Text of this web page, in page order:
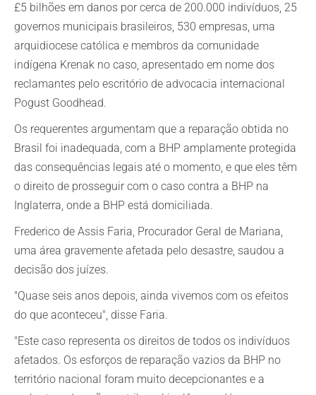
£5 bilhões em danos por cerca de 200.000 indivíduos, 25
governos municipais brasileiros, 530 empresas, uma
arquidiocese católica e membros da comunidade
indígena Krenak no caso, apresentado em nome dos
reclamantes pelo escritório de advocacia internacional
Pogust Goodhead.
Os requerentes argumentam que a reparação obtida no
Brasil foi inadequada, com a BHP amplamente protegida
das consequências legais até o momento, e que eles têm
o direito de prosseguir com o caso contra a BHP na
Inglaterra, onde a BHP está domiciliada.
Frederico de Assis Faria, Procurador Geral de Mariana,
uma área gravemente afetada pelo desastre, saudou a
decisão dos juízes.
"Quase seis anos depois, ainda vivemos com os efeitos
do que aconteceu", disse Faria.
"Este caso representa os direitos de todos os indivíduos
afetados. Os esforços de reparação vazios da BHP no
território nacional foram muito decepcionantes e a